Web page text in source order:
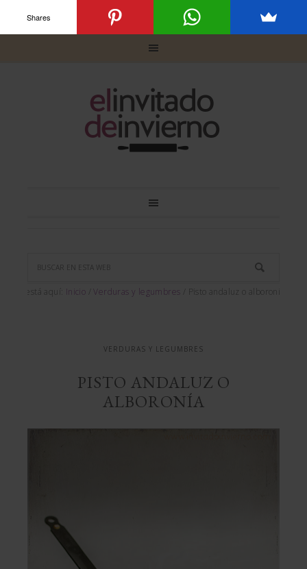
Usted está aquí: Inicio Verduras y legumbres Pisto andaluz o alboronía
VERDURAS Y LEGUMBRES
PISTO ANDALUZ O
ALBORONÍA
Shares